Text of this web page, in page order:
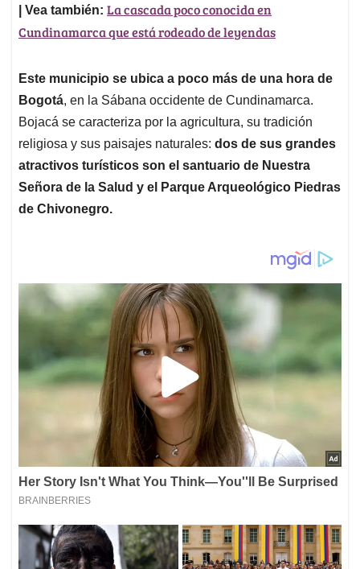
| Vea también: La cascada poco conocida en
Cundinamarca que está rodeado de leyendas
Este municipio se ubica a poco más de una hora de
Bogotá, en la Sábana occidente de Cundinamarca.
Bojacá se caracteriza por la agricultura, su tradición
religiosa y sus paisajes naturales: dos de sus grandes
atractivos turísticos son el santuario de Nuestra
Señora de la Salud y el Parque Arqueológico Piedras
de Chivonegro.